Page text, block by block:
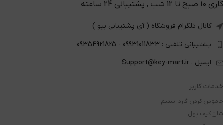
کاری 10 صبح تا 12 شب , پشتیبانی 24 ساعته
کانال تلگرام فروشگاه ( آی پشتیبانی بیو )
پشتیبانی تلفنی : 09931011833 - 09354921825
ایمیل : Support@key-mart.ir
خدمات کاربر
خاموش کردن گارد استیم
شارژ کیف پول